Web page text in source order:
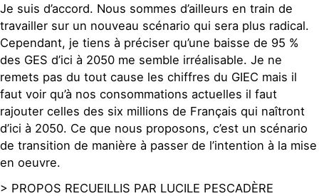
Je suis d’accord. Nous sommes d’ailleurs en train de
travailler sur un nouveau scénario qui sera plus radical.
Cependant, je tiens à préciser qu’une baisse de 95 %
des GES d’ici à 2050 me semble irréalisable. Je ne
remets pas du tout cause les chiffres du GIEC mais il
faut voir qu’à nos consommations actuelles il faut
rajouter celles des six millions de Français qui naîtront
d’ici à 2050. Ce que nous proposons, c’est un scénario
de transition de manière à passer de l’intention à la mise
en oeuvre.
> PROPOS RECUEILLIS PAR LUCILE PESCADÈRE